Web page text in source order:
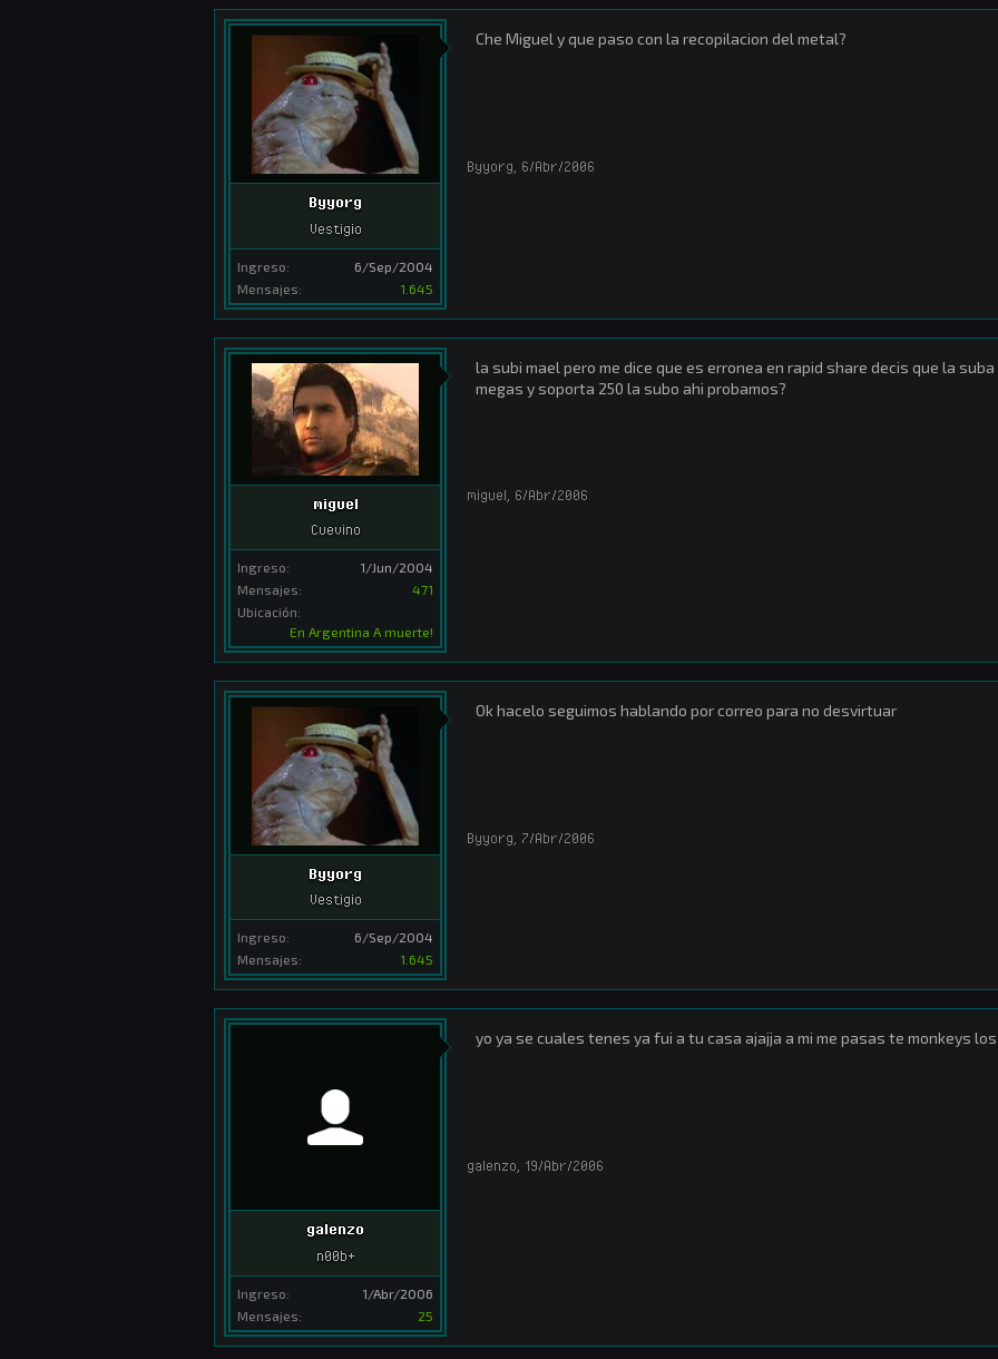
Byyorg
Vestigio
Ingreso:
6/Sep/2004
Mensajes:
1.645
Che Miguel y que paso con la recopilacion del metal?
Byyorg 6/Abr/2006
miguel
Cuevino
Ingreso:
1/Jun/2004
Mensajes:
471
Ubicación:
En Argentina A muerte!
la subi mael pero me dice que es erronea en rapid share decis que la
megas y soporta 250 la subo ahi probamos?
miguel 6/Abr/2006
Byyorg
Vestigio
Ingreso:
6/Sep/2004
Mensajes:
1.645
Ok hacelo seguimos hablando por correo para no desvirtuar
Byyorg 7/Abr/2006
galenzo
n00b+
Ingreso:
1/Abr/2006
Mensajes:
25
yo ya se cuales tenes ya fui a tu casa ajajja a mi me pasas te monkeys
galenzo, 19/Abr/2006